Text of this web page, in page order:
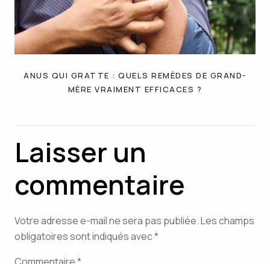
ANUS QUI GRATTE : QUELS REMÈDES DE GRAND-
MÈRE VRAIMENT EFFICACES ?
Laisser un
commentaire
Votre adresse e-mail ne sera pas publiée.Les champs
obligatoires sont indiqués avec*